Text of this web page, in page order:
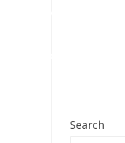
Rejoignez la tribu !
Nous contacter
Search